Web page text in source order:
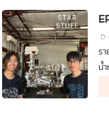
น้